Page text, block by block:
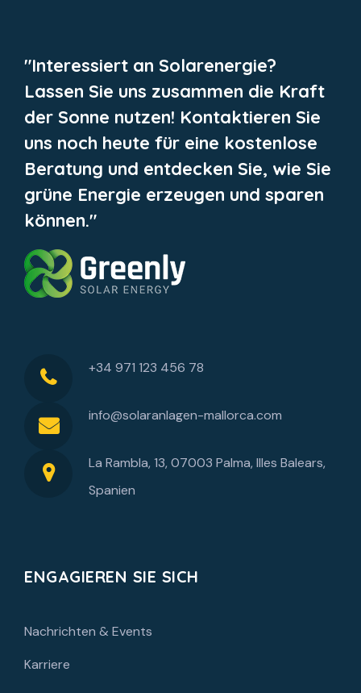
"Interessiert an Solarenergie?
Lassen Sie uns zusammen die Kraft
der Sonne nutzen! Kontaktieren Sie
uns noch heute für eine kostenlose
Beratung und entdecken Sie, wie Sie
grüne Energie erzeugen und sparen
können."
+34 971 123 456 78
info@solaranlagen-mallorca.com
La Rambla, 13, 07003 Palma, Illes Balears,
Spanien
ENGAGIEREN SIE SICH
Nachrichten & Events
Karriere